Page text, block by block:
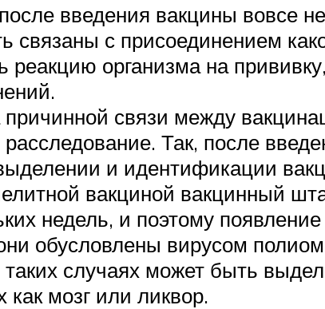
введения вакцины вовсе
связаны с присоединением
организма на
причинной связи между
Так, после
и идентификации
вакциной вакцинный
недель, и поэтому
обусловлены вирусом
случаях может быть
как мозг или ликвор.